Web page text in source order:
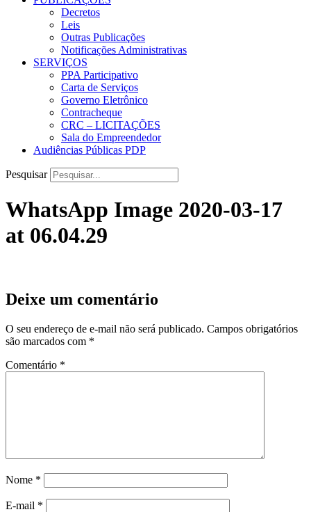
Decretos
Leis
Outras Publicações
Notificações Administrativas
SERVIÇOS
PPA Participativo
Carta de Serviços
Governo Eletrônico
Contracheque
CRC – LICITAÇÕES
Sala do Empreendedor
Audiências Públicas PDP
Pesquisar
WhatsApp Image 2020-03-17
at 06.04.29
Deixe um comentário
O seu endereço de e-mail não será publicado. Campos obrigatórios
são marcados com *
Comentário *
Nome *
E-mail *